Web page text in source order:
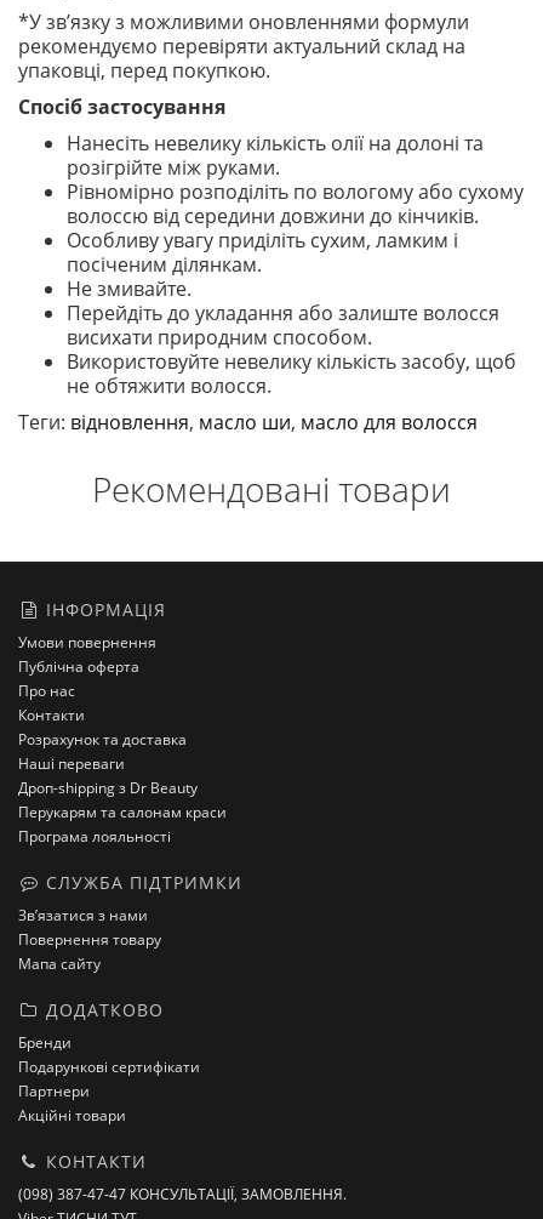
*У зв’язку з можливими оновленнями формули
рекомендуємо перевіряти актуальний склад на
упаковці, перед покупкою.
Спосіб застосування
Нанесіть невелику кількість олії на долоні та
розігрійте між руками.
Рівномірно розподіліть по вологому або сухому
волоссю від середини довжини до кінчиків.
Особливу увагу приділіть сухим, ламким і
посіченим ділянкам.
Не змивайте.
Перейдіть до укладання або залиште волосся
висихати природним способом.
Використовуйте невелику кількість засобу, щоб
не обтяжити волосся.
Теги: відновлення, масло ши, масло для волосся
Рекомендовані товари
ІНФОРМАЦІЯ
Умови повернення
Публічна оферта
Про нас
Контакти
Розрахунок та доставка
Наші переваги
Дроп-shipping з Dr Beauty
Перукарям та салонам краси
Програма лояльності
СЛУЖБА ПІДТРИМКИ
Зв’язатися з нами
Повернення товару
Мапа сайту
ДОДАТКОВО
Бренди
Подарункові сертифікати
Партнери
Акційні товари
КОНТАКТИ
(098) 387-47-47 КОНСУЛЬТАЦІЇ, ЗАМОВЛЕННЯ.